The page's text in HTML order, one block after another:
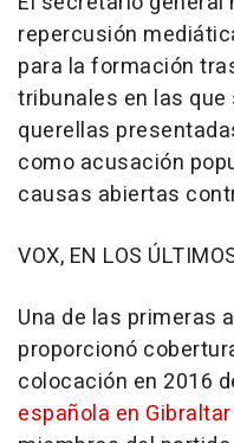
repercusión
para la formación
tribunales en las
querellas
como acusación
causas abiertas
VOX, EN LOS
Una de las primeras
proporcionó
colocación en 2016
española en Gibraltar